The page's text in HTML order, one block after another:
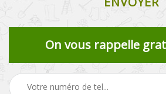
On vous rappelle